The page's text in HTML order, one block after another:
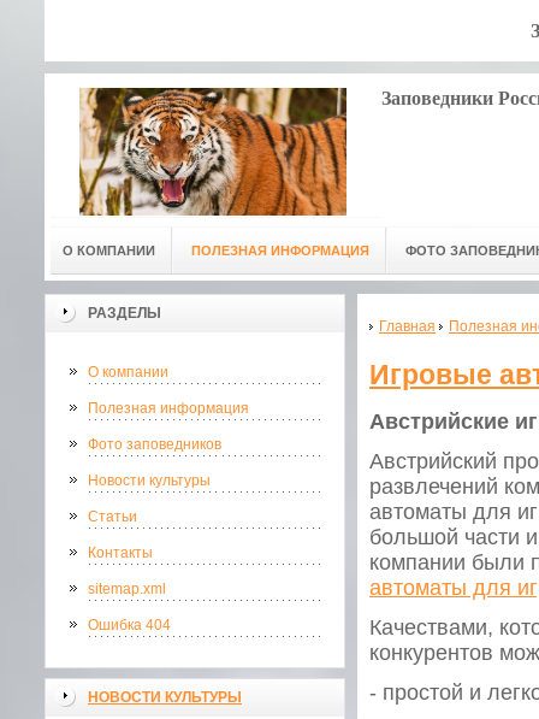
Заповедники
О КОМПАНИИ ПОЛЕЗНАЯ ИНФОРМАЦИЯ ФОТО
РАЗДЕЛЫ
О компании
Полезная информация
Фото заповедников
Новости культуры
Статьи
Контакты
sitemap.xml
Ошибка 404
НОВОСТИ КУЛЬТУРЫ
Главная Полезная
Игровые
Австрийские
Австрийский
развлечений
автоматы для
большой части
компании были
автоматы для
Качествами,
конкурентов
- простой и